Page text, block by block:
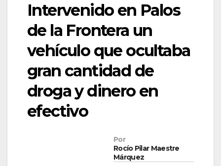
Intervenido en Palos
de la Frontera un
vehículo que ocultaba
gran cantidad de
droga y dinero en
efectivo
Por
Rocío Pilar Maestre
Márquez